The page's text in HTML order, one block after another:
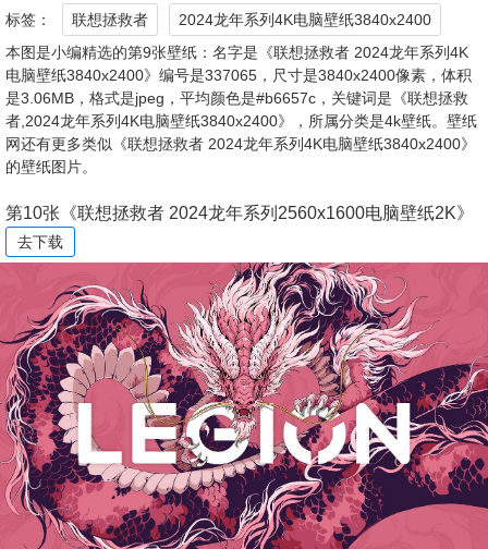
标签： 联想拯救者
2024龙年系列4K电脑壁纸3840x2400
本图是小编精选的第9张壁纸：名字是《联想拯救者 2024龙年系列4K
电脑壁纸3840x2400》编号是337065，尺寸是3840x2400像素，体积
是3.06MB，格式是jpeg，平均颜色是#b6657c，关键词是《联想拯救
者,2024龙年系列4K电脑壁纸3840x2400》，所属分类是4k壁纸。壁纸
网还有更多类似《联想拯救者 2024龙年系列4K电脑壁纸3840x2400》
的壁纸图片。
第10张《联想拯救者 2024龙年系列2560x1600电脑壁纸2K》
去下载